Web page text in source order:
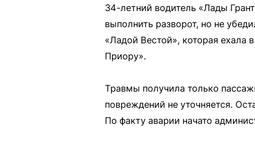
34-летний водитель «Лады
выполнить разворот, но не
«Ладой Вестой», которая ехала
Приору».
Травмы получила только
повреждений не уточняется.
По факту аварии начато